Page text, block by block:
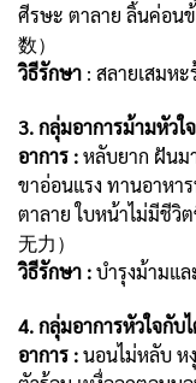
ศีรษะ ตาลาย ลิ้นค่อนข้
数）
วิธีรักษา : สลายเสมห
3. กลุ่มอาการม้ามหัวใ
อาการ :หลับยาก ฝันม
ขาอ่อนแรง ทานอาหา
ตาลาย ใบหน้าไม่มีชีวิ
无力）
วิธีรักษา :บำรุงม้ามแล
4. กลุ่มอาการหัวใจกับ
อาการ :นอนไม่หลับ ห